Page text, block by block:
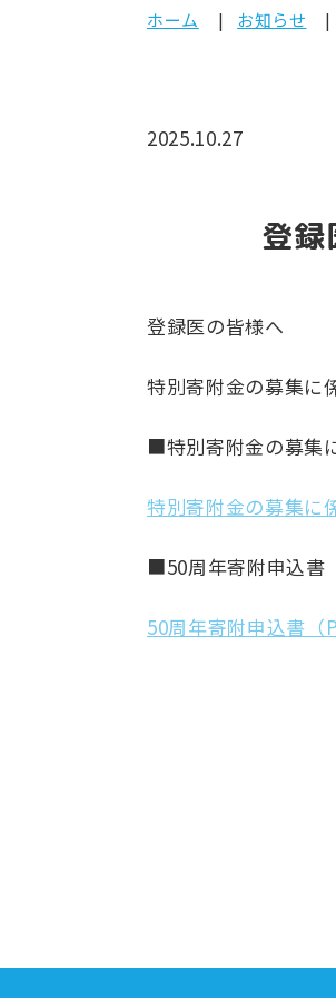
ホーム お知らせ
2025.10.27
登録
登録医の皆様へ
特別寄附金の募集に
■特別寄附金の募集
特別寄附金の募集に
■50周年寄附申込書
50周年寄附申込書（